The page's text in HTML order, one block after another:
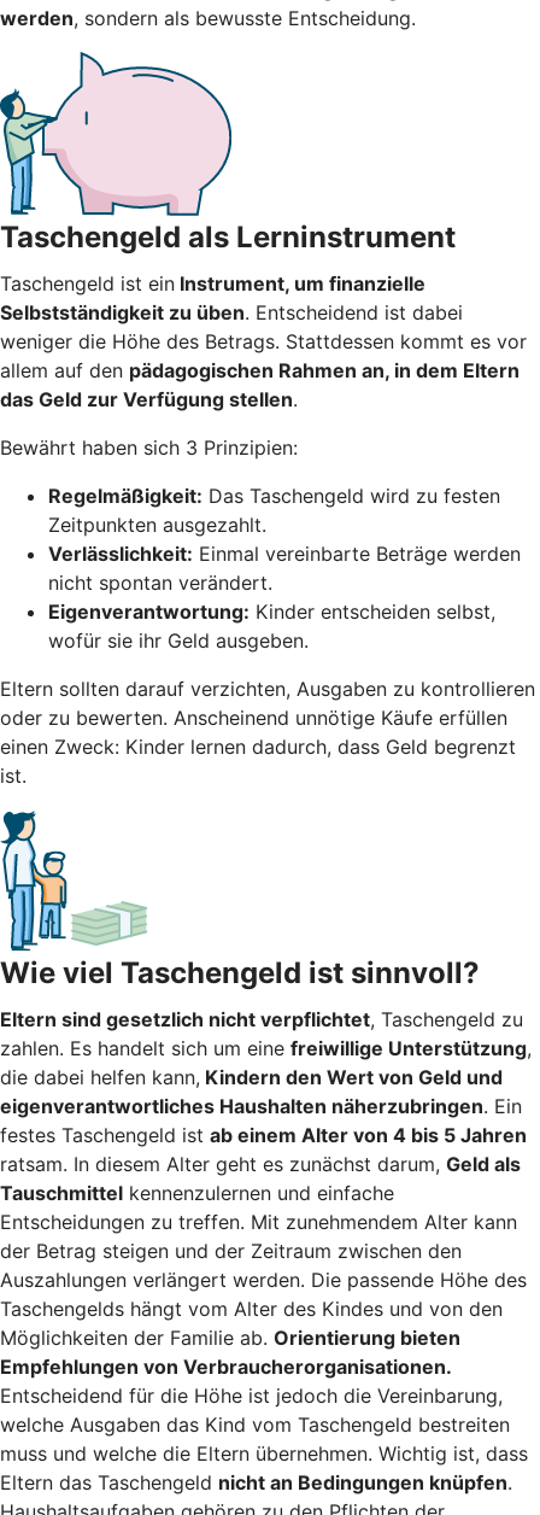
werden, sondern als bewusste Entscheidung.
Taschengeld als Lerninstrument
Taschengeld ist ein Instrument, um finanzielle
Selbstständigkeit zu üben. Entscheidend ist dabei
weniger die Höhe des Betrags. Stattdessen kommt es vor
allem auf den pädagogischen Rahmen an, in dem Eltern
das Geld zur Verfügung stellen.
Bewährt haben sich 3 Prinzipien:
Regelmäßigkeit: Das Taschengeld wird zu festen
Zeitpunkten ausgezahlt.
Verlässlichkeit: Einmal vereinbarte Beträge werden
nicht spontan verändert.
Eigenverantwortung: Kinder entscheiden selbst,
wofür sie ihr Geld ausgeben.
Eltern sollten darauf verzichten, Ausgaben zu kontrollieren
oder zu bewerten. Anscheinend unnötige Käufe erfüllen
einen Zweck: Kinder lernen dadurch, dass Geld begrenzt
ist.
Wie viel Taschengeld ist sinnvoll?
Eltern sind gesetzlich nicht verpflichtet, Taschengeld zu
zahlen. Es handelt sich um eine freiwillige Unterstützung,
die dabei helfen kann, Kindern den Wert von Geld und
eigenverantwortliches Haushalten näherzubringen. Ein
festes Taschengeld ist ab einem Alter von 4 bis 5 Jahren
ratsam. In diesem Alter geht es zunächst darum, Geld als
Tauschmittel kennenzulernen und einfache
Entscheidungen zu treffen. Mit zunehmendem Alter kann
der Betrag steigen und der Zeitraum zwischen den
Auszahlungen verlängert werden. Die passende Höhe des
Taschengelds hängt vom Alter des Kindes und von den
Möglichkeiten der Familie ab. Orientierung bieten
Empfehlungen von Verbraucherorganisationen.
Entscheidend für die Höhe ist jedoch die Vereinbarung,
welche Ausgaben das Kind vom Taschengeld bestreiten
muss und welche die Eltern übernehmen. Wichtig ist, dass
Eltern das Taschengeld nicht an Bedingungen knüpfen.